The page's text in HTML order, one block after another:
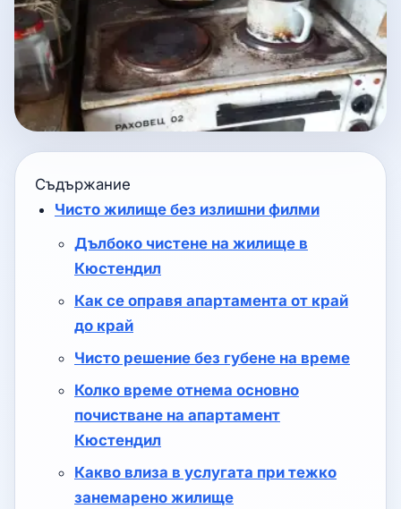
Съдържание
Чисто жилище без излишни филми
Дълбоко чистене на жилище в
Кюстендил
Как се оправя апартамента от край
до край
Чисто решение без губене на време
Колко време отнема основно
почистване на апартамент
Кюстендил
Какво влиза в услугата при тежко
занемарено жилище